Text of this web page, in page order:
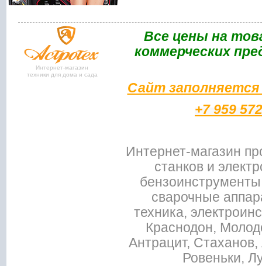
Интернет-магазин
техники для дома и сада
Bce цены на
коммерческих
Сайт
+7 959
Интернет-магазин
станков и
сварочные
техника,
Краснодон,
Антрацит,
Ровеньки,